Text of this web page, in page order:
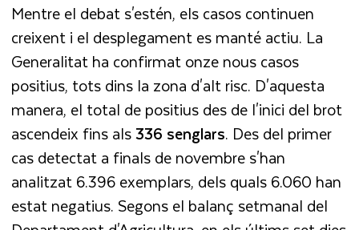
Mentre el debat s'estén, els casos continuen
creixent i el desplegament es manté actiu. La
Generalitat ha confirmat onze nous casos
positius, tots dins la zona d'alt risc. D'aquesta
manera, el total de positius des de l'inici del brot
ascendeix fins als336 senglars. Des del primer
cas detectat a finals de novembre s'han
analitzat 6.396 exemplars, dels quals 6.060 han
estat negatius. Segons el balanç setmanal del